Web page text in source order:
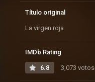
Título original
La virgen roja
IMDb Rating
6.8 3,073 votos